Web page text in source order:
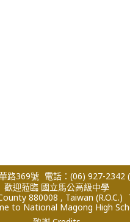
路369號 電話：(06) 927-2342
歡迎蒞臨 國立馬公高級中學
880008 , Taiwan (R.O.C.)
to National Magong High